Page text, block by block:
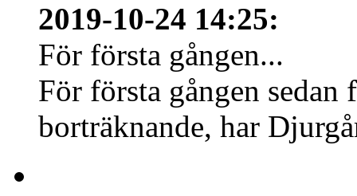
2019-10-24 14:25:
För första gången...
För första gången
borträknande, har